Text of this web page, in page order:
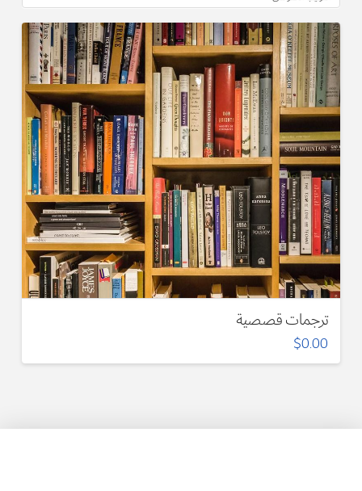
ترجمات قصصية
$0.00